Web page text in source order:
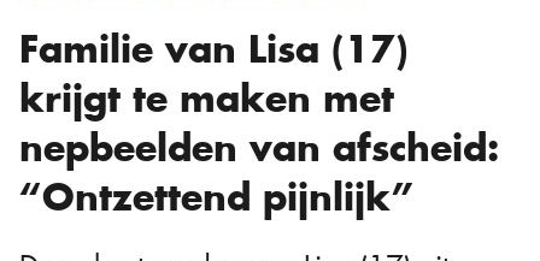
Familie van Lisa (17)
krijgt te maken met
nepbeelden van afscheid:
“Ontzettend pijnlijk”